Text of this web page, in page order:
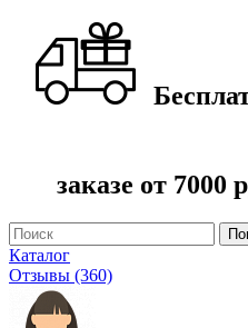
заказе от 7000
Каталог
Отзывы (360)